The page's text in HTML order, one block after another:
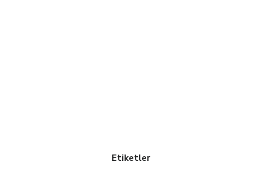
Etiketler